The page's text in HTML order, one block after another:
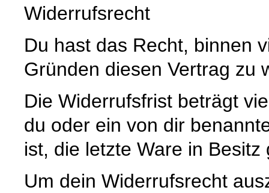
Widerrufsrecht
Du hast das Recht, binnen
Gründen diesen Vertrag zu
Die Widerrufsfrist beträgt
du oder ein von dir
ist, die letzte Ware in
Um dein Widerrufsrecht